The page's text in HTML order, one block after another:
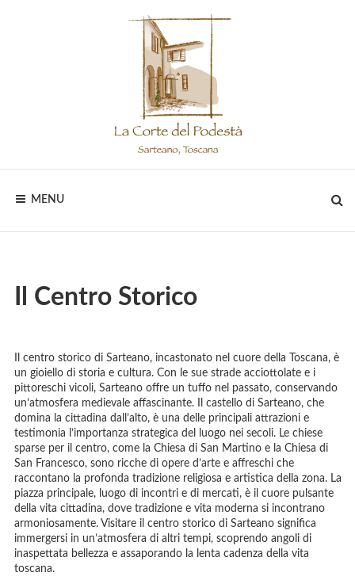
DEL
MENU
Il Centro Storico
Il centro storico di Sarteano, incastonato nel cuore della Toscana, è
un gioiello di storia e cultura. Con le sue strade acciottolate e i
pittoreschi vicoli, Sarteano offre un tuffo nel passato, conservando
un’atmosfera medievale affascinante. Il castello di Sarteano, che
domina la cittadina dall’alto, è una delle principali attrazioni e
testimonia l’importanza strategica del luogo nei secoli. Le chiese
sparse per il centro, come la Chiesa di San Martino e la Chiesa di
San Francesco, sono ricche di opere d’arte e affreschi che
raccontano la profonda tradizione religiosa e artistica della zona. La
piazza principale, luogo di incontri e di mercati, è il cuore pulsante
della vita cittadina, dove tradizione e vita moderna si incontrano
armoniosamente. Visitare il centro storico di Sarteano significa
immergersi in un’atmosfera di altri tempi, scoprendo angoli di
inaspettata bellezza e assaporando la lenta cadenza della vita
toscana.